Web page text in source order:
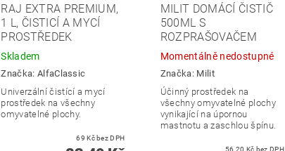
RAJ EXTRA PREMIUM,
1 L, ČISTICÍ A MYCÍ
PROSTŘEDEK
Skladem
Značka: AlfaClassic
Univerzální čistící a mycí
prostředek na všechny
omyvatelné plochy.
69 Kč bez DPH
MILIT DOMÁCÍ ČISTIČ
500ML S
ROZPRAŠOVAČEM
Momentálně nedostupné
Značka: Milit
Účinný prostředek na
všechny omyvatelné plochy
vynikající na úpornou
mastnotu a zaschlou špínu.
56,20 Kč bez DPH